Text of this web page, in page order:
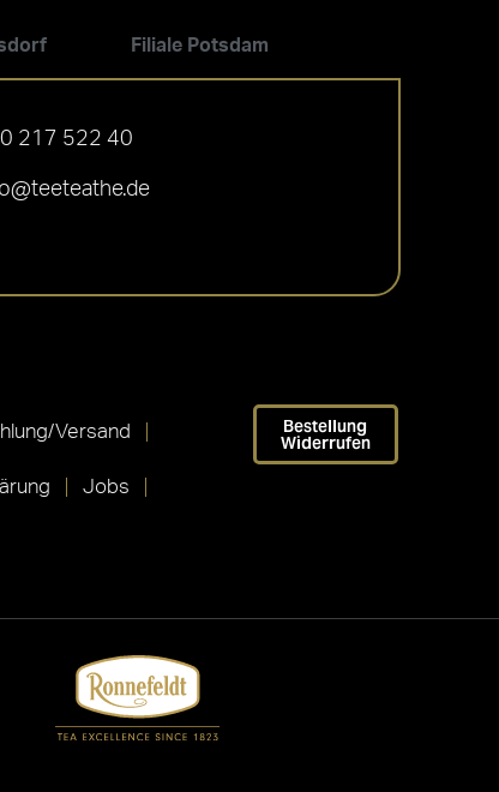
Filiale Potsdam
217 522 40
Versand
Jobs
Bestellung
Widerrufen